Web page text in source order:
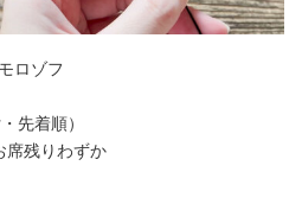
ロゾフ
先着順）
残りわずか